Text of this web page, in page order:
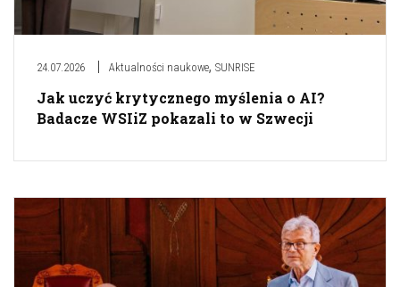
24.07.2026 Aktualności naukowe, SUNRISE
Jak uczyć krytycznego myślenia o AI?
Badacze WSIiZ pokazali to w Szwecji